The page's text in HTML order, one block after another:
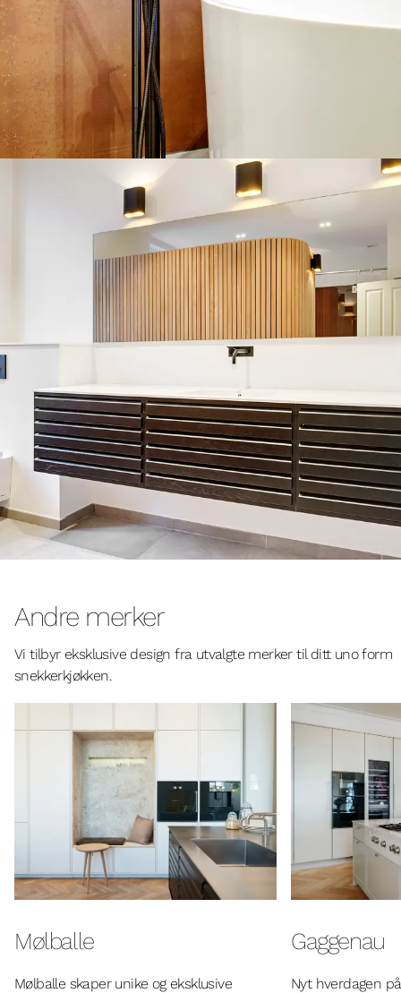
Andre merker
Vi tilbyr eksklusive design fra utvalgte merker til ditt uno form
snekkerkjøkken.
Mølballe
Mølballe skaper unike og eksklusive
Gaggenau
Nyt hverdagen